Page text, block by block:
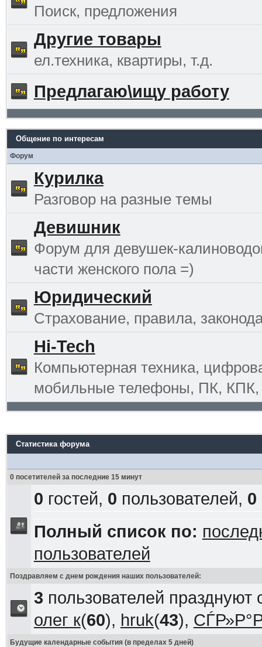
Поиск, предложения
Другие товары
ел.техника, квартиры, т.д.
Предлагаю\ищу работу
Общение по интересам
Форум
Курилка
Разговор на разные темы
Девишник
Форум для девушек-
части женского пола =)
Юридический
Страхование, правила,
Hi-Tech
Компьютерная техника,
мобильные телефоны, ПК, КПК,
Статистика форума
0 посетителей за последние 15 минут
0 гостей, 0 пользователей, 0
Полный список по:
пользователей
Поздравляем с днем рождения наших пользователей:
3 пользователей
олег к(60), hruk(43),
Будущие календарные события (в пределах 5 дней)